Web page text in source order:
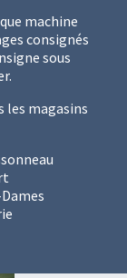
machine
consignés
sous
les magasins